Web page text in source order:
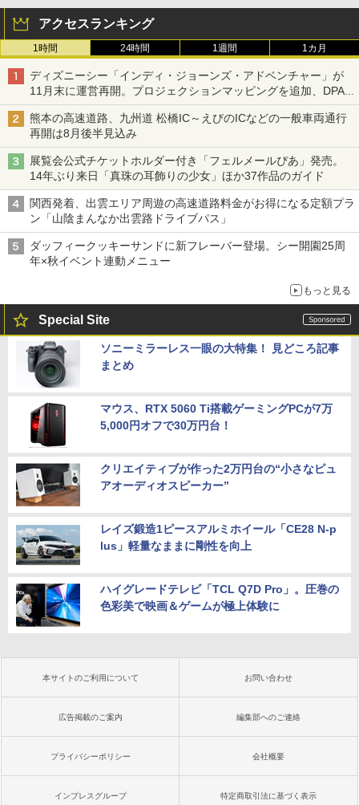
アクセスランキング
1時間 24時間 1週間 1カ月
ディズニーシー「インディ・ジョーンズ・アドベンチャー」が
11月末に運営再開。プロジェクションマッピングを追加、DPA
は1500円
熊本の高速道路、九州道 松橋IC～えびのICなどの一般車両通行
再開は8月後半見込み
展覧会公式チケットホルダー付き「フェルメールぴあ」発売。
14年ぶり来日「真珠の耳飾りの少女」ほか37作品のガイド
関西発着、出雲エリア周遊の高速道路料金がお得になる定額プラ
ン「山陰まんなか出雲路ドライブパス」
ダッフィークッキーサンドに新フレーバー登場。シー開園25周
年×秋イベント連動メニュー
もっと見る
Special Site
ソニーミラーレス一眼の大特集！ 見どころ記事
まとめ
マウス、RTX 5060 Ti搭載ゲーミングPCが7万
5,000円オフで30万円台！
クリエイティブが作った2万円台の“小さなピュ
アオーディオスピーカー”
レイズ鍛造1ピースアルミホイール「CE28 N-p
lus」軽量なままに剛性を向上
ハイグレードテレビ「TCL Q7D Pro」。圧巻の
色彩美で映画＆ゲームが極上体験に
本サイトのご利用について お問い合わせ
広告掲載のご案内 編集部へのご連絡
プライバシーポリシー 会社概要
インプレスグループ 特定商取引法に基づく表示